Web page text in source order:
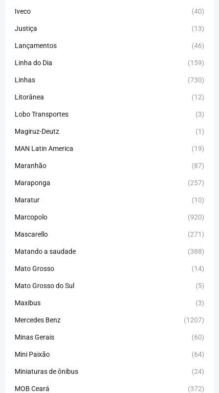
Iveco (40)
Justiça (13)
Lançamentos (46)
Linha do Dia (159)
Linhas (730)
Litorânea (12)
Lobo Transportes (3)
Magiruz-Deutz (1)
MAN Latin America (19)
Maranhão (87)
Maraponga (257)
Maratur (10)
Marcopolo (920)
Mascarello (271)
Matando a saudade (388)
Mato Grosso (14)
Mato Grosso do Sul (5)
Maxibus (3)
Mercedes Benz (1207)
Minas Gerais (60)
Mini Paixão (64)
Miniaturas de ônibus (24)
MOB Ceará (372)